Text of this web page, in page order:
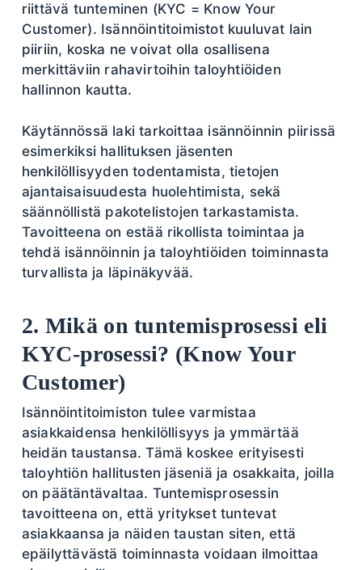
riittävä tunteminen (KYC = Know Your
Customer). Isännöintitoimistot kuuluvat lain
piiriin, koska ne voivat olla osallisena
merkittäviin rahavirtoihin taloyhtiöiden
hallinnon kautta.
Käytännössä laki tarkoittaa isännöinnin piirissä
esimerkiksi hallituksen jäsenten
henkilöllisyyden todentamista, tietojen
ajantaisaisuudesta huolehtimista, sekä
säännöllistä pakotelistojen tarkastamista.
Tavoitteena on estää rikollista toimintaa ja
tehdä isännöinnin ja taloyhtiöiden toiminnasta
turvallista ja läpinäkyvää.
2. Mikä on tuntemisprosessi eli
KYC-prosessi? (Know Your
Customer)
Isännöintitoimiston tulee varmistaa
asiakkaidensa henkilöllisyys ja ymmärtää
heidän taustansa. Tämä koskee erityisesti
taloyhtiön hallitusten jäseniä ja osakkaita, joilla
on päätäntävaltaa. Tuntemisprosessin
tavoitteena on, että yritykset tuntevat
asiakkaansa ja näiden taustan siten, että
epäilyttävästä toiminnasta voidaan ilmoittaa